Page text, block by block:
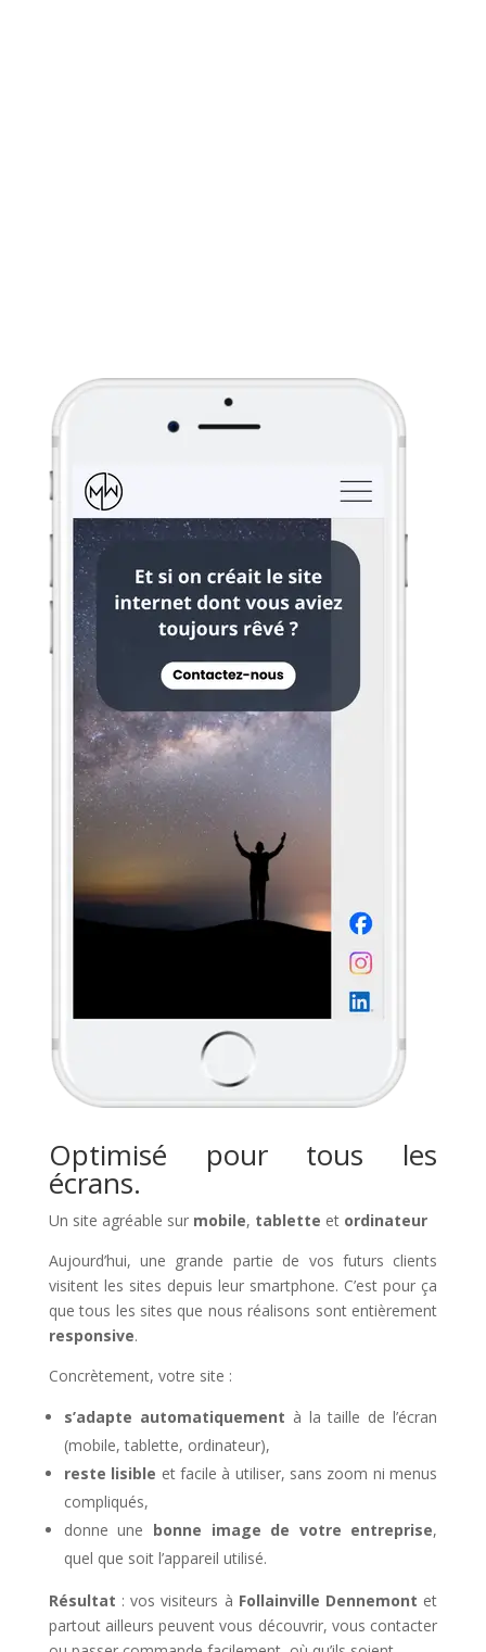
Optimisé pour tous les
écrans.
Un site agréable sur mobile, tablette et ordinateur
Aujourd’hui, une grande partie de vos futurs clients
visitent les sites depuis leur smartphone. C’est pour ça
que tous les sites que nous réalisons sont entièrement
responsive.
Concrètement, votre site :
s’adapte automatiquement à la taille de l’écran
(mobile, tablette, ordinateur),
reste lisible et facile à utiliser, sans zoom ni menus
compliqués,
donne une bonne image de votre entreprise,
quel que soit l’appareil utilisé.
Résultat : vos visiteurs à Follainville Dennemont et
partout ailleurs peuvent vous découvrir, vous contacter